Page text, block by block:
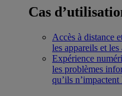
Cas
Accès à distance
les appareils et
Expérience
les problèmes
qu’ils